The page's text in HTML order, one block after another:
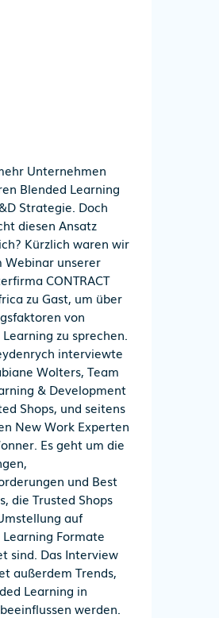
Unternehmen
Blended Learning
Strategie. Doch
diesen Ansatz
Kürzlich waren wir
Webinar unserer
CONTRACT
zu Gast, um über
von
zu sprechen.
interviewte
Wolters, Team
& Development
Shops, und seitens
New Work Experten
Es geht um die
und Best
die Trusted Shops
auf
Learning Formate
sind. Das Interview
außerdem Trends,
Learning in
werden.